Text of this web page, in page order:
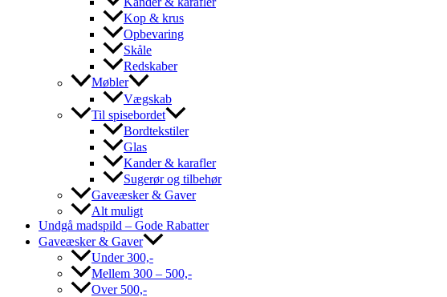
Kop & krus
Opbevaring
Skåle
Redskaber
Møbler
Vægskab
Til spisebordet
Bordtekstiler
Glas
Kander & karafler
Sugerør og tilbehør
Gaveæsker & Gaver
Alt muligt
Undgå madspild – Gode Rabatter
Gaveæsker & Gaver
Under 300,-
Mellem 300 – 500,-
Over 500,-